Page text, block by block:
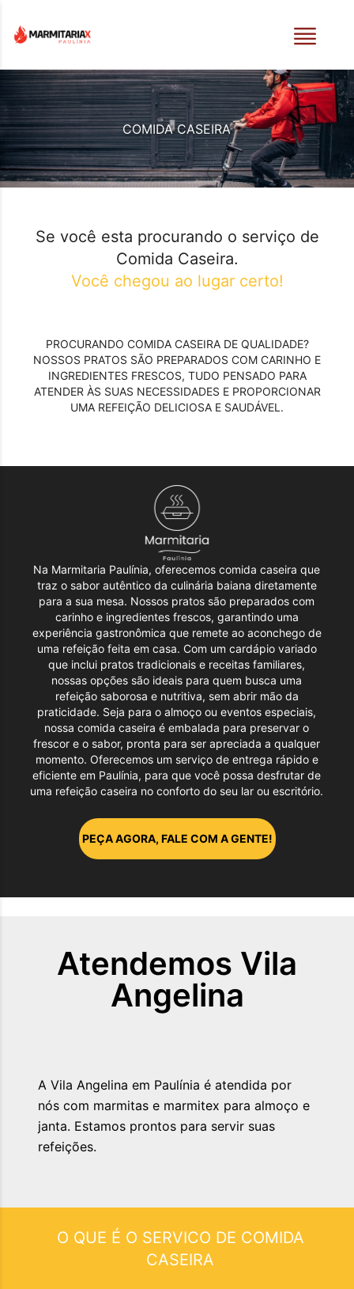
COMIDA CASEIRA
Se você esta procurando o serviço de
Comida Caseira.
Você chegou ao lugar certo!
PROCURANDO COMIDA CASEIRADE QUALIDADE?
NOSSOS PRATOS SÃO PREPARADOS COM CARINHO E
INGREDIENTES FRESCOS, TUDO PENSADO PARA
ATENDER ÀS SUAS NECESSIDADES E PROPORCIONAR
UMA REFEIÇÃO DELICIOSA E SAUDÁVEL.
Na Marmitaria Paulínia, oferecemos comida caseira que
traz o sabor autêntico da culinária baiana diretamente
para a sua mesa. Nossos pratos são preparados com
carinho e ingredientes frescos, garantindo uma
experiência gastronômica que remete ao aconchego de
uma refeição feita em casa. Com um cardápio variado
que inclui pratos tradicionais e receitas familiares,
nossas opções são ideais para quem busca uma
refeição saborosa e nutritiva, sem abrir mão da
praticidade. Seja para o almoço ou eventos especiais,
nossa comida caseira é embalada para preservar o
frescor e o sabor, pronta para ser apreciada a qualquer
momento. Oferecemos um serviço de entrega rápido e
eficiente em Paulínia, para que você possa desfrutar de
uma refeição caseira no conforto do seu lar ou escritório.
PEÇA AGORA, FALE COM A GENTE!
Atendemos Vila
Angelina
A Vila Angelina em Paulínia é atendida por
nós com marmitas e marmitex para almoço e
janta. Estamos prontos para servir suas
refeições.
O QUE É O SERVICO DE COMIDA
CASEIRA